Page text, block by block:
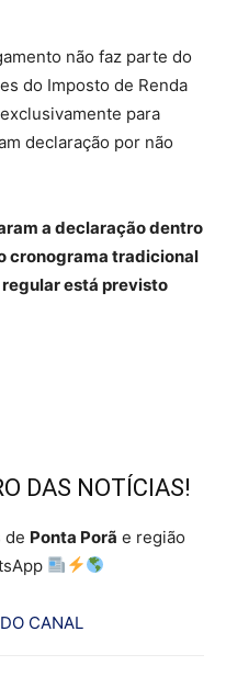
não faz parte do
do Imposto de Renda
para
declaração por não
a declaração dentro
cronograma tradicional
está previsto
DAS NOTÍCIAS!
de Ponta Porã e região
CANAL